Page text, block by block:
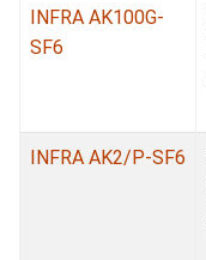
INFRA AK100G-
SF6
INFRA AK2/P-SF6